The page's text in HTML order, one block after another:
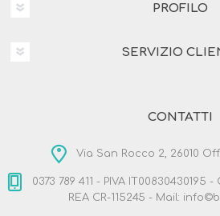
PROFILO
SERVIZIO
CONTATTI
Via San Rocco 2, 26010
0373 789 411 - PIVA IT00830430195
REA CR-115245 - Mail: